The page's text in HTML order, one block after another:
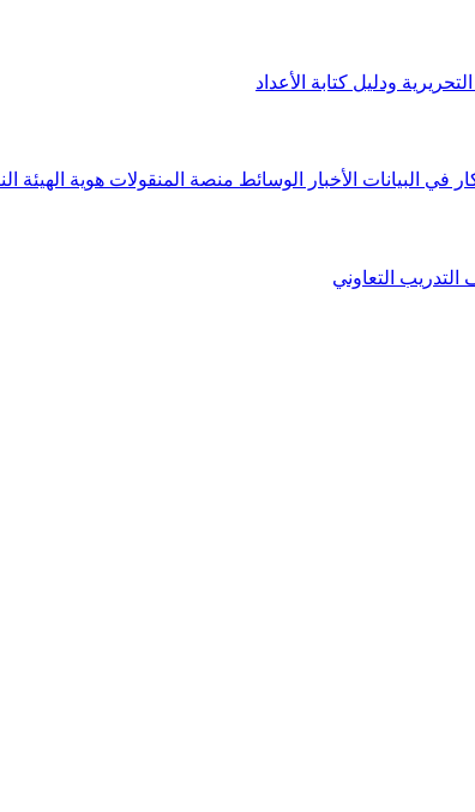
ودليل كتابة الأعداد
في البيانات الأخبار الوسائط منصة المنقولات هوية الهيئة
التدريب التعاوني